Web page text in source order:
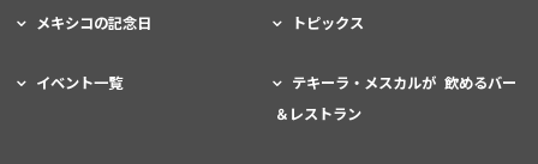
メキシコの記念日 トピックス
イベント一覧
テキーラ・メスカルが 飲めるバー
＆レストラン